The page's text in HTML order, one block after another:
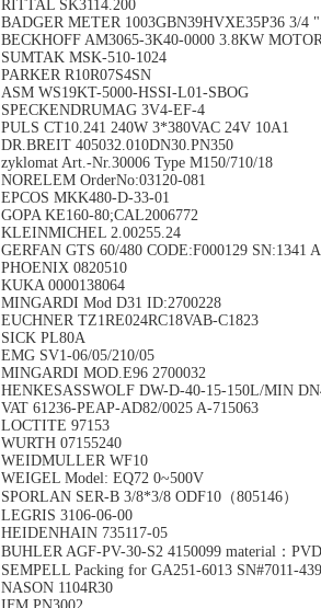
RITTAL SK3114.200
BADGER METER 1003GBN39HVXE35P36 3/4
BECKHOFF AM3065-3K40-0000 3.8KW
SUMTAK MSK-510-1024
PARKER R10R07S4SN
ASM WS19KT-5000-HSSI-L01-SBOG
SPECKENDRUMAG 3V4-EF-4
PULS CT10.241 240W 3*380VAC 24V 10A1
DR.BREIT 405032.010DN30.PN350
zyklomat Art.-Nr.30006 Type M150/710/18
NORELEM OrderNo:03120-081
EPCOS MKK480-D-33-01
GOPA KE160-80;CAL2006772
KLEINMICHEL 2.00255.24
GERFAN GTS 60/480 CODE:F000129 SN:1341
PHOENIX 0820510
KUKA 0000138064
MINGARDI Mod D31 ID:2700228
EUCHNER TZ1RE024RC18VAB-C1823
SICK PL80A
EMG SV1-06/05/210/05
MINGARDI MOD.E96 2700032
HENKESASSWOLF DW-D-40-15-150L/MIN
VAT 61236-PEAP-AD82/0025 A-715063
LOCTITE 97153
WURTH 07155240
WEIDMULLER WF10
WEIGEL Model: EQ72 0~500V
SPORLAN SER-B 3/8*3/8 ODF10（805146）
LEGRIS 3106-06-00
HEIDENHAIN 735117-05
BUHLER AGF-PV-30-S2 4150099 material：
SEMPELL Packing for GA251-6013 SN#7011-
NASON 1104R30